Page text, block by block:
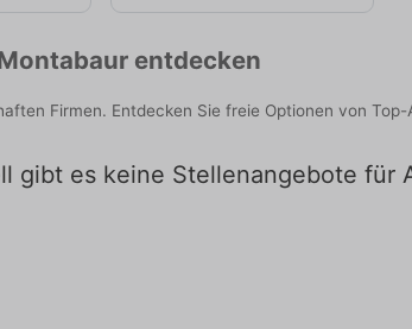
entdecken
Firmen. Entdecken Sie freie Optionen von
gibt es keine Stellenangebote für